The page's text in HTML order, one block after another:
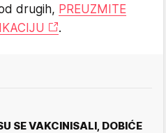
drugih, PREUZMITE
.
SE VAKCINISALI, DOBIĆE